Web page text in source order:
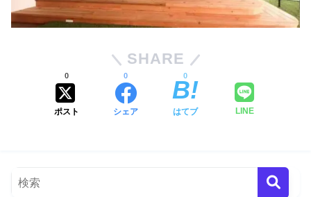
SHARE
ポスト
0
シェア
0
はてブ
0
LINE